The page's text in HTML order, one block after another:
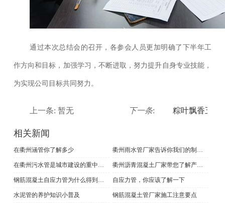
通过本次总结会的召开，各参会人员更加明确了下半年工
作方向和目标，加强学习，不断进取，努力提升自身专业技能，
为实现公司目标共同努力。
上一条: 暂无 下一条: 粽叶飘香五月
相关新闻
在衢州涵管你了解多少 衢州雨水管厂家告诉你我们的制作原料
在衢州污水管是城市建设的重中之重 衢州沥青混凝土厂家带您了解产品的原料
钢筋混凝土自应力管为什么得到发展 自应力管，你应该了解一下
水泥管的养护知识小普及 钢筋混凝土管厂家施工注意要点